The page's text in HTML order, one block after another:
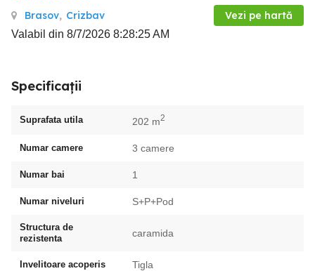
Brasov, Crizbav Vezi pe hartă
Valabil din 8/7/2026 8:28:25 AM
Specificații
Suprafata utila 202 m2
Numar camere 3 camere
Numar bai 1
Numar niveluri S+P+Pod
Structura de
rezistenta
caramida
Invelitoare acoperis Tigla